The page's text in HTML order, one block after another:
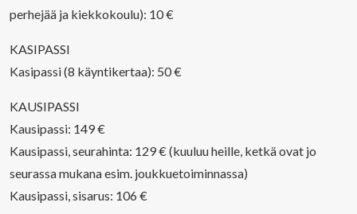
perhejää ja kiekkokoulu): 10 €
KASIPASSI
Kasipassi (8 käyntikertaa): 50 €
KAUSIPASSI
Kausipassi: 149 €
Kausipassi, seurahinta: 129 € (kuuluu heille, ketkä ovat jo
seurassa mukana esim. joukkuetoiminnassa)
Kausipassi, sisarus: 106 €